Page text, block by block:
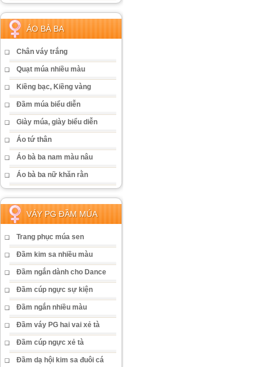
ÁO BÀ BA
Chân váy trắng
Quạt múa nhiều màu
Kiềng bạc, Kiềng vàng
Đầm múa biểu diễn
Giày múa, giày biểu diễn
Áo tứ thân
Áo bà ba nam màu nâu
Áo bà ba nữ khăn rằn
VÁY PG ĐẦM MÚA
Trang phục múa sen
Đầm kim sa nhiều màu
Đầm ngắn dành cho Dance
Đầm cúp ngực sự kiện
Đầm ngắn nhiều màu
Đầm váy PG hai vai xẻ tà
Đầm cúp ngực xẻ tà
Đầm dạ hội kim sa đuôi cá